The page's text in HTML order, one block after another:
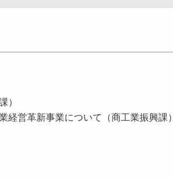
）
営革新事業について（商工業振興課）